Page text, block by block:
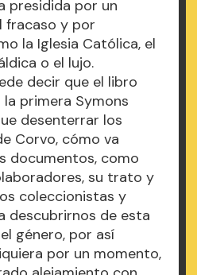
presidida por un
fracaso y por
la Iglesia Católica, el
o el lujo.
decir que el libro
primera Symons
desenterrar los
Corvo, cómo va
documentos, como
su trato y
coleccionistas y
descubrirnos de esta
género, por así
por un momento,